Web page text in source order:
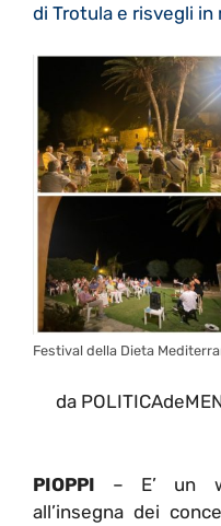
di Trotula e risvegli in
Festival della Dieta
da
PIOPPI – E’ un
all’insegna dei